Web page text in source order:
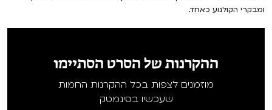
ומבקרי הקולנוע כאחד.
ההקרנות של הסרט הסתיימו
מוזמנים לצפות בכל ההקרנות החמות
שעכשיו בסינמטק